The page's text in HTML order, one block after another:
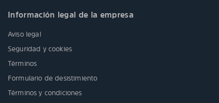
Información legal de la empresa
Aviso legal
Seguridad y cookies
Términos
Formulario de desistimiento
Términos y condiciones